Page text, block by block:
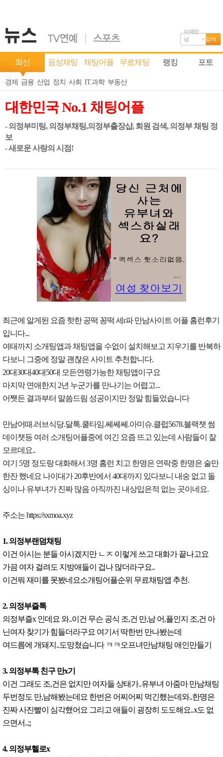
이색만
남
검색
최신 음성채팅 채팅어플 무료채팅 랭킹 포토
경제 금융 산업 정치 사회 IT.과학 부동산
대한민국 No.1 채팅어플
- 의정부미팅, 의정부채팅,의정부출장샵, 회원 검색, 의정부 채팅 정
보
- 새로운 사랑의 시점!
최근에 알게된 요즘 핫한 공떡 꽁떡 세r파 만남사이트 어플 홈런후기
입니다...
여태까지 소개팅앱과 채팅앱을 수없이 설치해보고 지우기를 반복하
다보니 그중에 정말 괜찮은 사이트 추천합니다.
20대30대40대50대 모든연령가능한 채팅앱이구요
마지막 연애한지 2년 누군가를 만나기는 어렵고...
어쨋든 결과부터 말씀드림 성공이지만 정말 힘들었습니다
만남어때.러브식당.달톡.쿨타임.쎄쎄쎄.아미슈.클럽5678.블랙챗 썸
데이챗등 여러 소개팅어플중에 여긴 요즘 뜨고 있는데 사람들이 잘
모르데요..
여기 5명 정도랑 대화해서 3명 홈런 치고 한명은 연락중 한명은 술만
한잔 했네요 나이대가 20후반에서 40대까지 있다보니 내숭 없고 돌
싱이나 유부녀가 진짜 많음 아직까진 내상입은적 없는 곳이네요.
주소는 https://sxmoa.xyz
1. 의정부랜덤채팅
이건 아시는 분들 아시겠지만 ㄴㅈ 이렇게 쓰고 대화가 끝나고요
가끔 여자 걸려도 지방애들이 겁나 많더라구요..
이건뭐 재미를 못봤네요소개팅어플순위 무료채팅앱 추천.
2. 의정부즐톡
의정부즐x 인데요 와..이건 무슨 공식 조,건 만,남 어,플인지 조,건 아
닌여자 찾기가 힘들더라구요 여기서 딱한번 만나봤는데
여드름에 개돼지..도망쳤습니다 ㅋㅋ오프녀만남채팅 애인만들기
3. 의정부톡 친구 만x기
이건 그래도 조,건은 없지만 여자들 상태가..유부녀 아줌마 만남채팅
두번정도 만,남해봤는데요 한번은 어찌어찌 먹긴했는데와..한명은
진짜 사진빨이 심각했어요 그리고 애들이 굉장히 도도해요..x도 없
으면서..;;
4. 의정부헬로x